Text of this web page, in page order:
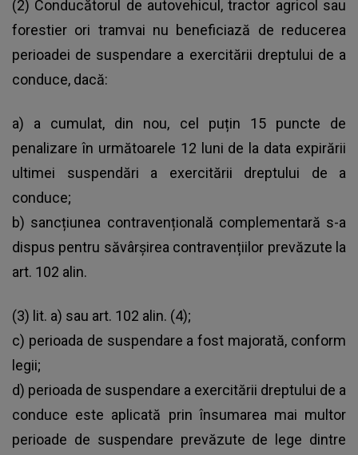
(2) Conducătorul de autovehicul, tractor agricol sau
forestier ori tramvai nu beneficiază de reducerea
perioadei de suspendare a exercitării dreptului de a
conduce, dacă:
a) a cumulat, din nou, cel puțin 15 puncte de
penalizare în următoarele 12 luni de la data expirării
ultimei suspendări a exercitării dreptului de a
conduce;
b) sancțiunea contravențională complementară s-a
dispus pentru săvârșirea contravențiilor prevăzute la
art. 102 alin.
(3) lit. a) sau art. 102 alin. (4);
c) perioada de suspendare a fost majorată, conform
legii;
d) perioada de suspendare a exercitării dreptului de a
conduce este aplicată prin însumarea mai multor
perioade de suspendare prevăzute de lege dintre